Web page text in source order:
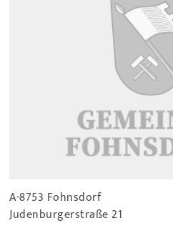
A-8753 Fohnsdorf
Judenburgerstraße 21